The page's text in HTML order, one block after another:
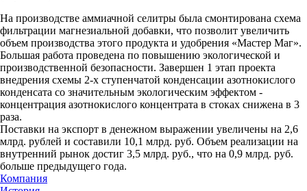
На производстве аммиачной селитры была смонтирована схема
фильтрации магнезиальной добавки, что позволит увеличить
объем производства этого продукта и удобрения «Мастер Маг».
Большая работа проведена по повышению экологической и
производственной безопасности. Завершен 1 этап проекта
внедрения схемы 2-х ступенчатой конденсации азотнокислого
конденсата со значительным экологическим эффектом -
концентрация азотнокислого концентрата в стоках снижена в 3
раза.
Поставки на экспорт в денежном выражении увеличены на 2,6
млрд. рублей и составили 10,1 млрд. руб. Объем реализации на
внутренний рынок достиг 3,5 млрд. руб., что на 0,9 млрд. руб.
больше предыдущего года.
Компания